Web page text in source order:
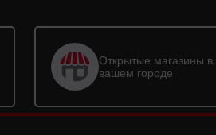
Открытые магазины в
вашем городе